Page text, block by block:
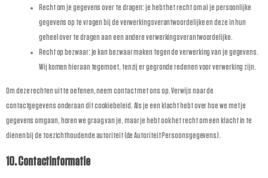
Recht om je gegevens over te dragen: je hebt het recht om al je persoonlijke
gegevens op te vragen bij de verwerkingsverantwoordelijke en deze in hun
geheel over te dragen aan een andere verwerkingsverantwoordelijke.
Recht op bezwaar: je kan bezwaar maken tegen de verwerking van je gegevens.
Wij komen hieraan tegemoet, tenzij er gegronde redenen voor verwerking zijn.
Om deze rechten uit te oefenen, neem contact met ons op. Verwijs naar de
contactgegevens onderaan dit cookiebeleid. Als je een klacht hebt over hoe we met je
gegevens omgaan, horen we graag van je, maar je hebt ook het recht om een klacht in te
dienen bij de toezichthoudende autoriteit (de Autoriteit Persoonsgegevens).
10. Contactinformatie